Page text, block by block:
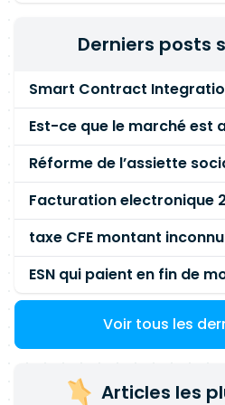
Développement d'outils de
Développer des
architectures, techniques
frameworks d'évaluation).
connaissances : Partager
issus de la recherche
l'ensemble de l'équipe ML
chercheurs
Derniers posts
Réforme de l’assiette
Facturation electronique
taxe CFE montant inconnu
Voir tous les
Articles les